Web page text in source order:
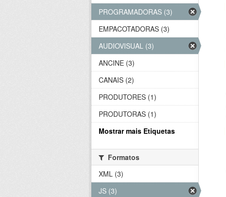
PROGRAMADORAS (3)
EMPACOTADORAS (3)
AUDIOVISUAL (3)
ANCINE (3)
CANAIS (2)
PRODUTORES (1)
PRODUTORAS (1)
Mostrar mais Etiquetas
Formatos
XML (3)
JS (3)